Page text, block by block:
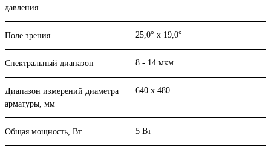
давления
Поле зрения 25,0° x 19,0°
Спектральный диапазон 8 - 14 мкм
Диапазон измерений диаметра
арматуры, мм
640 х 480
Общая мощность, Вт 5 Вт